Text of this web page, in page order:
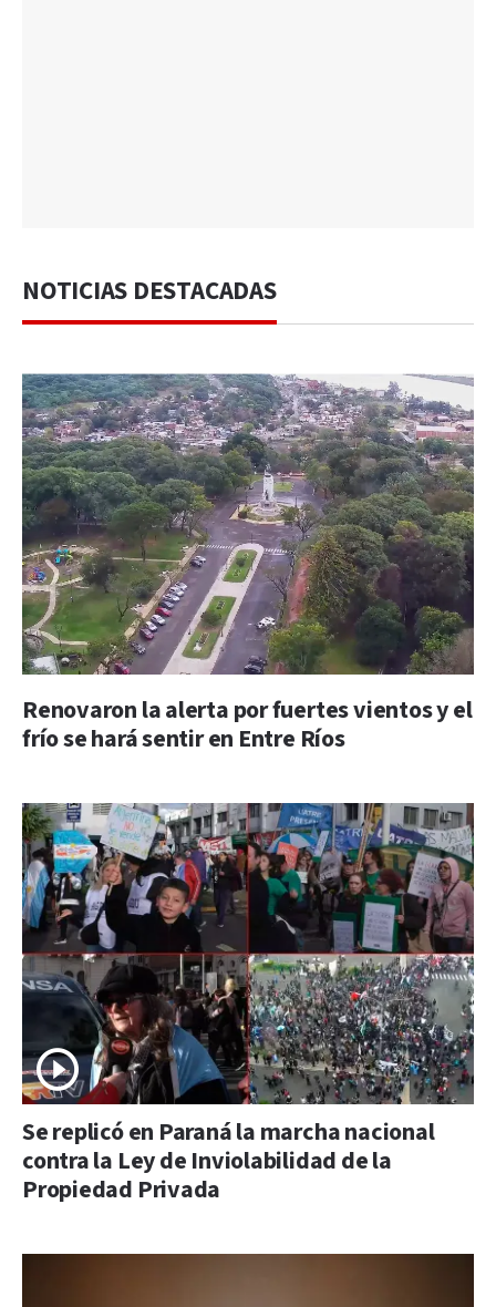
NOTICIAS DESTACADAS
Renovaron la alerta por fuertes vientos y el
frío se hará sentir en Entre Ríos
Se replicó en Paraná la marcha nacional
contra la Ley de Inviolabilidad de la
Propiedad Privada